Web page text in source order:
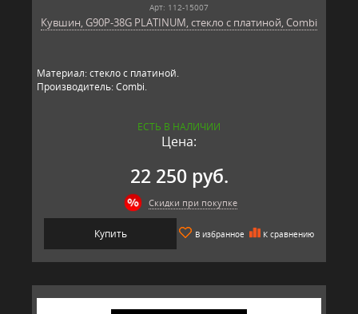
Арт: 112-15007
Кувшин, G90P-38G PLATINUM, стекло с платиной, Combi
Материал: стекло с платиной.
Производитель: Combi.
ЕСТЬ В НАЛИЧИИ
Цена:
22 250 руб.
Скидки при покупке
Купить В избранное К сравнению